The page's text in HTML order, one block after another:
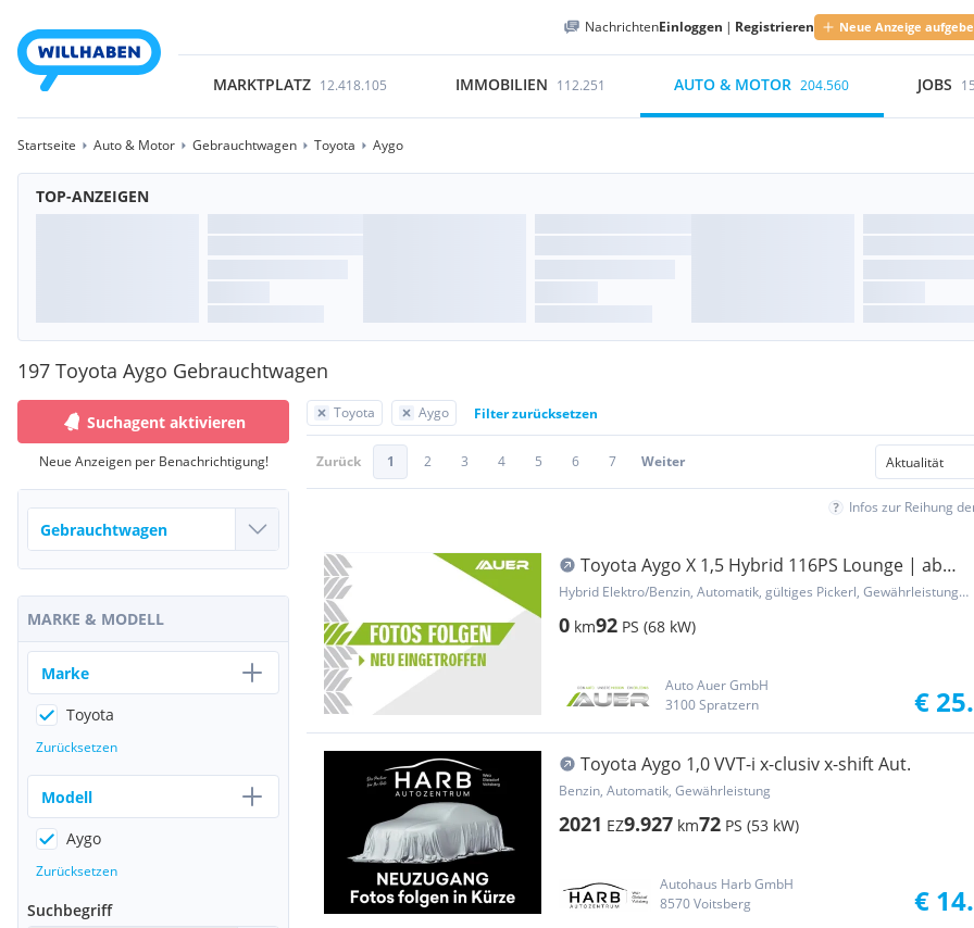
NachrichtenEinloggen | Registrieren Neue Anzeige
MARKTPLATZ 12.418.105 IMMOBILIEN 112.251 AUTO & MOTOR 204.560 JOBS
Startseite Auto & Motor Gebrauchtwagen Toyota Aygo
TOP-ANZEIGEN
197 Toyota Aygo Gebrauchtwagen
Toyota Aygo Filter zurücksetzen
Zurück 1 2 3 4 5 6 7 Weiter
Infos zur Reihung
Toyota Aygo X 1,5 Hybrid 116PS Lounge | ab
€23.190,-
Hybrid Elektro/Benzin, Automatik, gültiges Pickerl, Gewährleistung, Garantie
0 km92 PS (68 kW)
Auto Auer GmbH
3100 Spratzern
€
Toyota Aygo 1,0 VVT-i x-clusiv x-shift Aut.
Benzin, Automatik, Gewährleistung
2021 EZ9.927 km72 PS (53 kW)
Autohaus Harb GmbH
8570 Voitsberg
€
Suchagent aktivieren
Neue Anzeigen per Benachrichtigung!
MARKE & MODELL
Marke
Toyota
Zurücksetzen
Modell
Aygo
Zurücksetzen
Suchbegriff